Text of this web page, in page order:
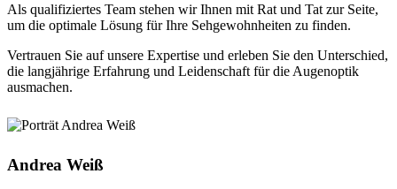
Als qualifiziertes Team stehen wir Ihnen mit Rat und Tat zur Seite,
um die optimale Lösung für Ihre Sehgewohnheiten zu finden.
Vertrauen Sie auf unsere Expertise und erleben Sie den Unterschied,
die langjährige Erfahrung und Leidenschaft für die Augenoptik
ausmachen.
Andrea Weiß